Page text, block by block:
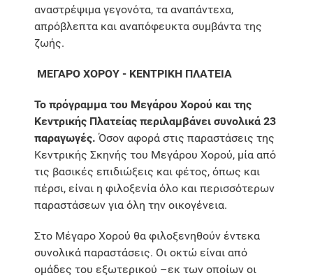
αναστρέψιμα γεγονότα, τα αναπάντεχα,
απρόβλεπτα και αναπόφευκτα συμβάντα της
ζωής.
ΜΕΓΑΡΟ ΧΟΡΟΥ - ΚΕΝΤΡΙΚΗ ΠΛΑΤΕΙΑ
Το πρόγραμμα του Μεγάρου Χορού και της
Κεντρικής Πλατείας περιλαμβάνει συνολικά 23
παραγωγές. Όσον αφορά στις παραστάσεις της
Κεντρικής Σκηνής του Μεγάρου Χορού, μία από
τις βασικές επιδιώξεις και φέτος, όπως και
πέρσι, είναι η φιλοξενία όλο και περισσότερων
παραστάσεων για όλη την οικογένεια.
Στο Μέγαρο Χορού θα φιλοξενηθούν έντεκα
συνολικά παραστάσεις. Οι οκτώ είναι από
ομάδες του εξωτερικού –εκ των οποίων οι